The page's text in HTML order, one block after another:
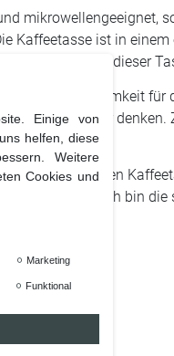
mikrowellengeeignet,
Kaffeetasse ist in
unterwegs, mit dieser
Aufmerksamkeit
Tochter
wunderschönen
dem Spruch "Ich bin
Einige von
helfen, diese
Weitere
Cookies und
Marketing
Funktional